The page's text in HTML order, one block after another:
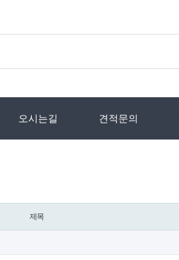
오시는길 견적문의
제목